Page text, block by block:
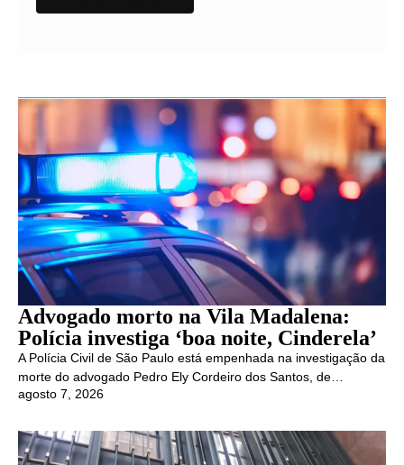
Advogado morto na Vila Madalena:
Polícia investiga ‘boa noite, Cinderela’
A Polícia Civil de São Paulo está empenhada na investigação da
morte do advogado Pedro Ely Cordeiro dos Santos, de…
agosto 7, 2026